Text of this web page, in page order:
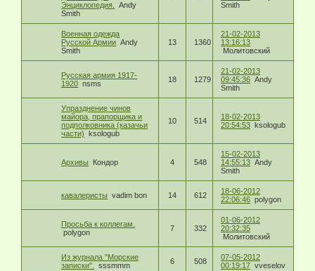
Энциклопедия.
Andy
Smith
Smith
Военная одежда
Русской Армии Andy
Smith
13 1360
21-02-2013
13:16:13
Молитовский
Русская армия 1917-
1920 nsms 18 1279
21-02-2013
09:45:36 Andy
Smith
Упразднение чинов
майора, прапорщика и
подполковника (казачьи
части)
ksologub
10 514
18-02-2013
20:54:53 ksologub
Архивы Кондор 4 548
15-02-2013
14:55:13 Andy
Smith
кавалеристы vadim bon 14 612
18-06-2012
22:06:46 polygon
Просьба к коллегам.
polygon
7 332
01-06-2012
20:32:35
Молитовский
Из журнала "Морские
записки".
sssmmm 6 508
07-05-2012
00:19:17 vveselov